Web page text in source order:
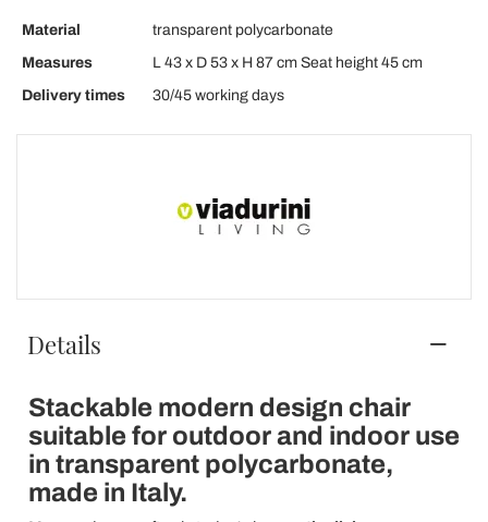
Material
transparent polycarbonate
Measures
L 43 x D 53 x H 87 cm Seat height 45 cm
Delivery times
30/45 working days
Details
Stackable modern design chair
suitable for outdoor and indoor use
in transparent polycarbonate,
made in Italy.